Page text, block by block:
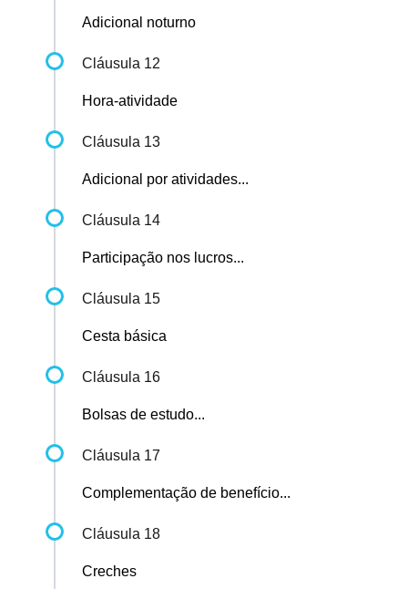
Adicional noturno
Cláusula 12
Hora-atividade
Cláusula 13
Adicional por atividades...
Cláusula 14
Participação nos lucros...
Cláusula 15
Cesta básica
Cláusula 16
Bolsas de estudo...
Cláusula 17
Complementação de benefício...
Cláusula 18
Creches